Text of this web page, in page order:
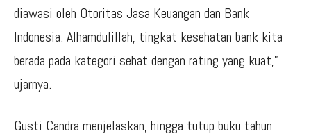
diawasi oleh Otoritas Jasa Keuangan dan Bank
Indonesia. Alhamdulillah, tingkat kesehatan bank kita
berada pada kategori sehat dengan rating yang kuat,”
ujarnya.
Gusti Candra menjelaskan, hingga tutup buku tahun